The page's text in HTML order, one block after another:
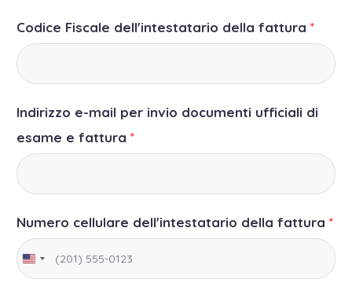
Codice Fiscale dell'intestatario della fattura *
Indirizzo e-mail per invio documenti ufficiali di
esame e fattura *
Numero cellulare dell'intestatario della fattura *